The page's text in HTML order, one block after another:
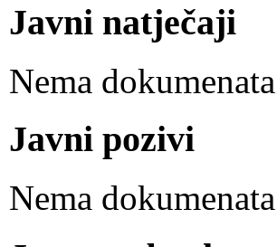
Javni natječaji
Nema dokumenata
Javni pozivi
Nema dokumenata